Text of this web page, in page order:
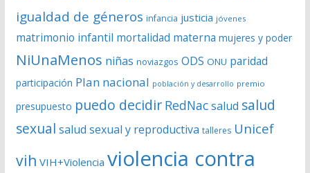
igualdad de géneros infancia justicia jóvenes
matrimonio infantil mortalidad materna mujeres y poder
NiUnaMenos niñas noviazgos ODS ONU paridad
participación Plan nacional población y desarrollo premio
presupuesto puedo decidir RedNacsalud salud
sexual salud sexual y reproductiva talleres Unicef
vih VIH+Violencia violencia contra